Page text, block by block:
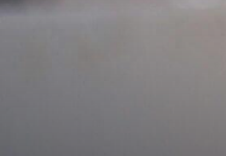
跳